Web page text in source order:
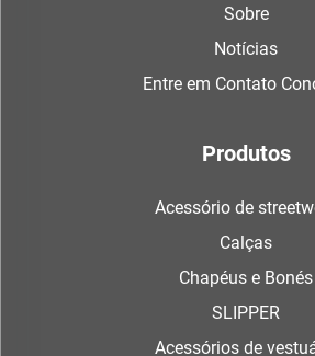
Sobre
Notícias
Entre em Contato
Produtos
Acessório de
Calças
Chapéus e Bonés
SLIPPER
Acessórios de